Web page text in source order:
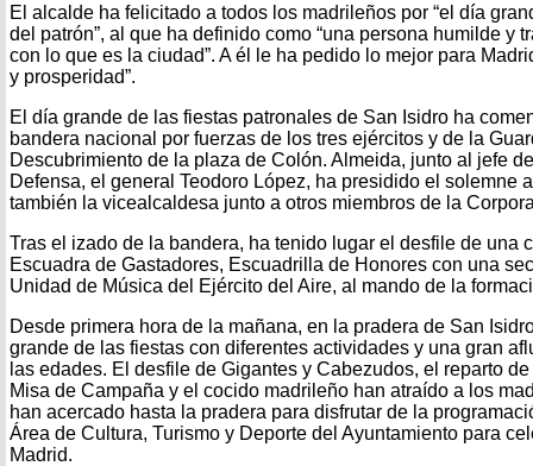
El alcalde ha felicitado a todos los madrileños por “el día
del patrón”, al que ha definido como “una persona humilde y
con lo que es la ciudad”. A él le ha pedido lo mejor para
y prosperidad”.
El día grande de las fiestas patronales de San Isidro ha
bandera nacional por fuerzas de los tres ejércitos y de la
Descubrimiento de la plaza de Colón. Almeida, junto al jefe
Defensa, el general Teodoro López, ha presidido el solemne
también la vicealcaldesa junto a otros miembros de la
Tras el izado de la bandera, ha tenido lugar el desfile de una
Escuadra de Gastadores, Escuadrilla de Honores con una
Unidad de Música del Ejército del Aire, al mando de la
Desde primera hora de la mañana, en la pradera de San
grande de las fiestas con diferentes actividades y una gran
las edades. El desfile de Gigantes y Cabezudos, el reparto
Misa de Campaña y el cocido madrileño han atraído a los
han acercado hasta la pradera para disfrutar de la
Área de Cultura, Turismo y Deporte del Ayuntamiento para
Madrid.